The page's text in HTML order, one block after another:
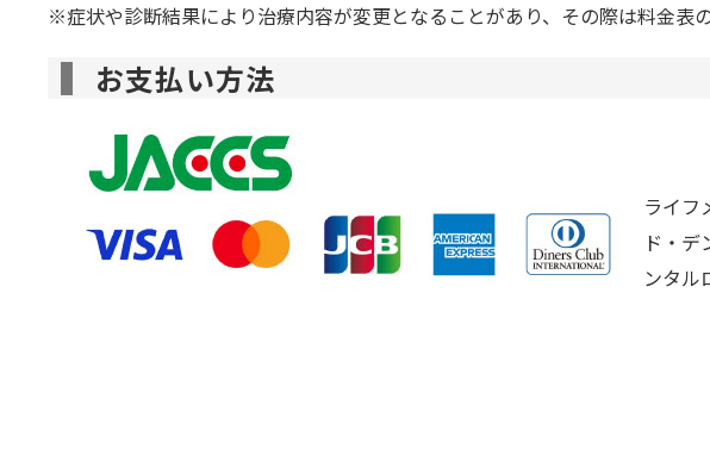
※症状や診断結果により治療内容が変更となることがあり、その際は料金表
お支払い方法
ライフ
ド・
ンタル